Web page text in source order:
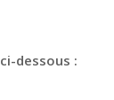
dessous :